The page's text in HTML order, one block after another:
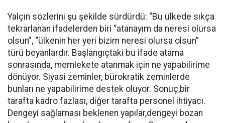
Yalçın sözlerini şu şekilde sürdürdü: “Bu ülkede sıkça
tekrarlanan ifadelerden biri “atanayım da neresi olursa
olsun”, “ülkenin her yeri bizim neresi olursa olsun”
türü beyanlardır. Başlangıçtaki bu ifade atama
sonrasında, memlekete atanmak için ne yapabilirime
dönüyor. Siyasi zeminler, bürokratik zeminlerde
bunları ne yapabilirime destek oluyor. Sonuç,bir
tarafta kadro fazlası, diğer tarafta personel ihtiyacı.
Dengeyi sağlaması beklenen yapılar,dengeyi bozan